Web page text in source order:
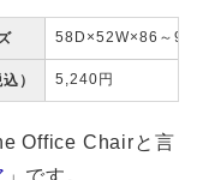
58D×52W×86～
） 5,240円
Office Chairと言
」です。